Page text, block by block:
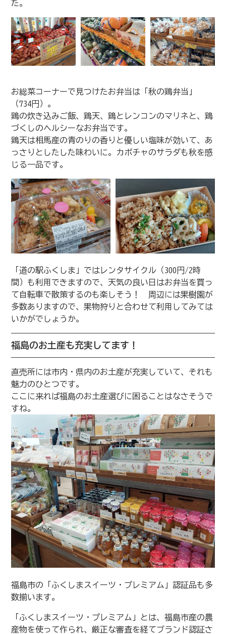
た。
お総菜コーナーで見つけたお弁当は「秋の鶏弁当」
（734円）。
鶏の炊き込みご飯、鶏天、鶏とレンコンのマリネと、鶏
づくしのヘルシーなお弁当です。
鶏天は相馬産の青のりの香りと優しい塩味が効いて、あ
っさりとしたした味わいに。カボチャのサラダも秋を感
じる一品です。
「道の駅ふくしま」ではレンタサイクル（300円/2時
間）も利用できますので、天気の良い日はお弁当を買っ
て自転車で散策するのも楽しそう！ 周辺には果樹園が
多数ありますので、果物狩りと合わせて利用してみては
いかがでしょうか。
福島のお土産も充実してます！
直売所には市内・県内のお土産が充実していて、それも
魅力のひとつです。
ここに来れば福島のお土産選びに困ることはなさそうで
すね。
福島市の「ふくしまスイーツ・プレミアム」認証品も多
数揃います。
「ふくしまスイーツ・プレミアム」とは、福島市産の農
産物を使って作られ、厳正な審査を経てブランド認証さ